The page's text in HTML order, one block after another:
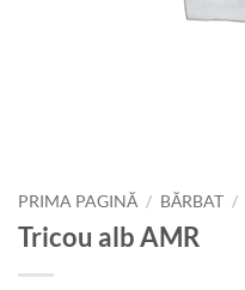
PRIMA PAGINĂ / BĂRBAT /
Tricou alb AMR